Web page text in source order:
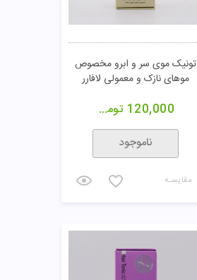
تونیک موی سر و ابرو مخصوص
موهای نازک و معمولی لافارر
120,000 تومان
ناموجود
مقایسـه